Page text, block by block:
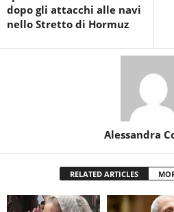
dopo gli attacchi alle navi
nello Stretto di Hormuz
Alessandra
RELATED ARTICLES